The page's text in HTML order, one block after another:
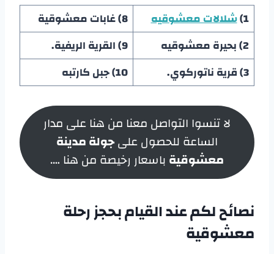
1) شلالات معشوقيه
8) غابات معشوقية
2) بحيرة معشوقيه
9) القرية الريفية.
3) قرية ناتوركوي.
10) جبل كارتبه
لا تنسوا التواصل معنا من هنا على مدار
الساعة للحصول علىجولة مدينة
معشوقية باسعار رخيصة من هنا ….
نصائح لكم عند القيام بحجزرحلة
معشوقية